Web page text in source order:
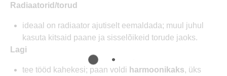
Radiaatorid/torud
ideaal on radiaator ajutiselt eemaldada; muul juhul
kasuta kitsaid paane ja sisselõikeid torude jaoks.
Lagi
tee tööd kahekesi; paan voldi harmoonikaks, üks